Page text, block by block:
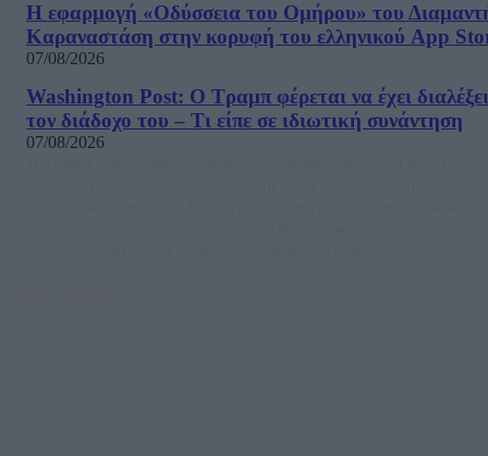
Η εφαρμογή «Οδύσσεια του Ομήρου» του
Καραναστάση στην κορυφή του ελληνικού App
07/08/2026
Washington Post: Ο Τραμπ φέρεται να έχει διαλέξει
τον διάδοχο του – Τι είπε σε ιδιωτική συνάντηση
07/08/2026